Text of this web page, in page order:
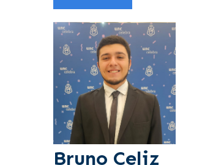
Bruno Celiz